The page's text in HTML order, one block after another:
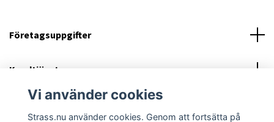
Företagsuppgifter
Kundtjänst
Sociala medier
Vi använder cookies
Strass.nu använder cookies. Genom att fortsätta på